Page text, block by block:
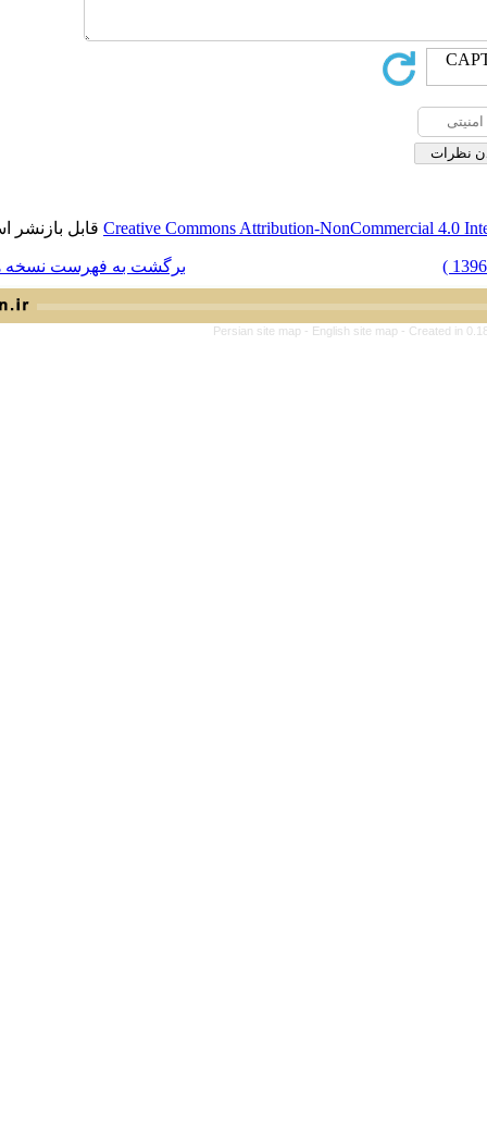
Creative Commons Attribution-قابل بازنشر است.
برگشت به فهرست نسخه ها
Persian site map -English